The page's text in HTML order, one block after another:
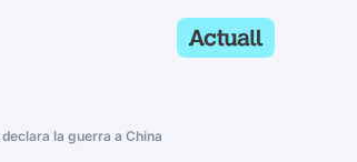
la guerra a China